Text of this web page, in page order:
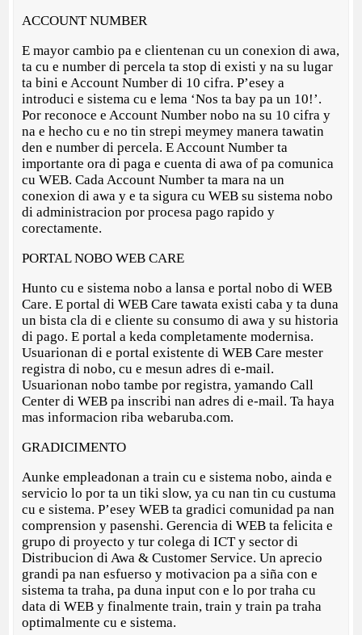
ACCOUNT NUMBER
E mayor cambio pa e clientenan cu un conexion di awa,
ta cu e number di percela ta stop di existi y na su lugar
ta bini e Account Number di 10 cifra. P’esey a
introduci e sistema cu e lema ‘Nos ta bay pa un 10!’.
Por reconoce e Account Number nobo na su 10 cifra y
na e hecho cu e no tin strepi meymey manera tawatin
den e number di percela. E Account Number ta
importante ora di paga e cuenta di awa of pa comunica
cu WEB. Cada Account Number ta mara na un
conexion di awa y e ta sigura cu WEB su sistema nobo
di administracion por procesa pago rapido y
corectamente.
PORTAL NOBO WEB CARE
Hunto cu e sistema nobo a lansa e portal nobo di WEB
Care. E portal di WEB Care tawata existi caba y ta duna
un bista cla di e cliente su consumo di awa y su historia
di pago. E portal a keda completamente modernisa.
Usuarionan di e portal existente di WEB Care mester
registra di nobo, cu e mesun adres di e-mail.
Usuarionan nobo tambe por registra, yamando Call
Center di WEB pa inscribi nan adres di e-mail. Ta haya
mas informacion riba webaruba.com.
GRADICIMENTO
Aunke empleadonan a train cu e sistema nobo, ainda e
servicio lo por ta un tiki slow, ya cu nan tin cu custuma
cu e sistema. P’esey WEB ta gradici comunidad pa nan
comprension y pasenshi. Gerencia di WEB ta felicita e
grupo di proyecto y tur colega di ICT y sector di
Distribucion di Awa & Customer Service. Un aprecio
grandi pa nan esfuerso y motivacion pa a siña con e
sistema ta traha, pa duna input con e lo por traha cu
data di WEB y finalmente train, train y train pa traha
optimalmente cu e sistema.